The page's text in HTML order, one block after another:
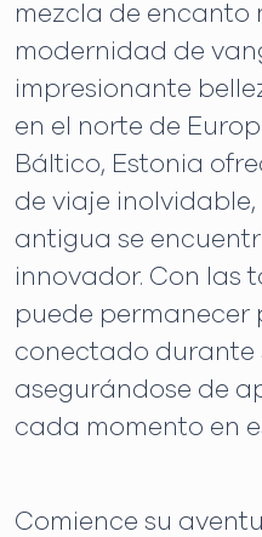
mezcla de encanto
modernidad de
impresionante
en el norte de
Báltico, Estonia
de viaje
antigua se
innovador. Con las
puede permanecer
conectado durante
asegurándose de
cada momento en
Comience su